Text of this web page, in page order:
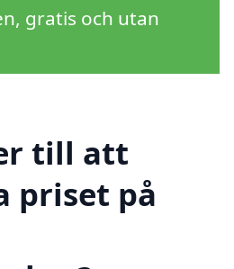
gratis och utan
till att
priset på